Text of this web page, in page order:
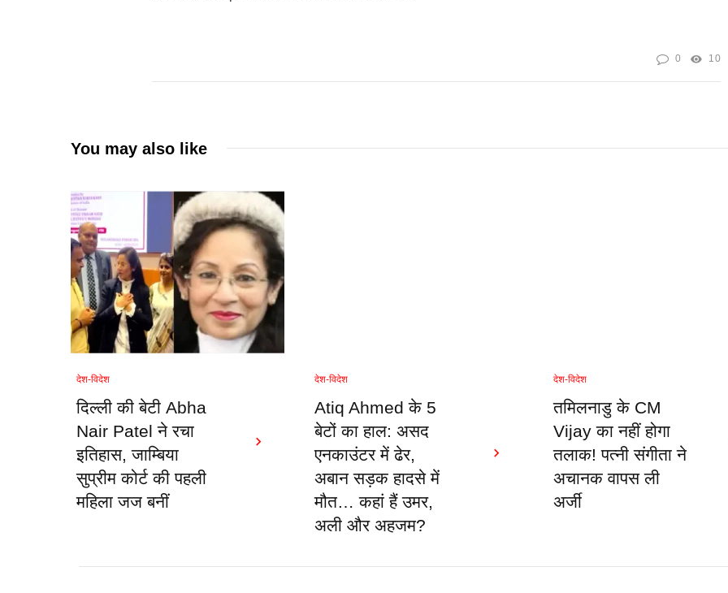
0 10
You may also like
देश-विदेश
दिल्ली की बेटी Abha
Nair Patel ने रचा
इतिहास, जाम्बिया
सुप्रीम कोर्ट की पहली
महिला जज बनीं
देश-विदेश
Atiq Ahmed के 5
बेटों का हाल: असद
एनकाउंटर में ढेर,
अबान सड़क हादसे में
मौत… कहां हैं उमर,
अली और अहजम?
देश-विदेश
तमिलनाडु के CM
Vijay का नहीं होगा
तलाक! पत्नी संगीता ने
अचानक वापस ली
अर्जी